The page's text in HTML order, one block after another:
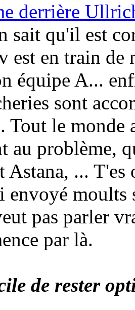
derrière
sait qu'il est
est en train de
équipe A...
sont
Tout le
au problème,
Astana, ...
envoyé
pas parler
par là.
de rester